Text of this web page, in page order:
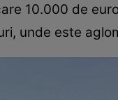
10.000 de
unde este